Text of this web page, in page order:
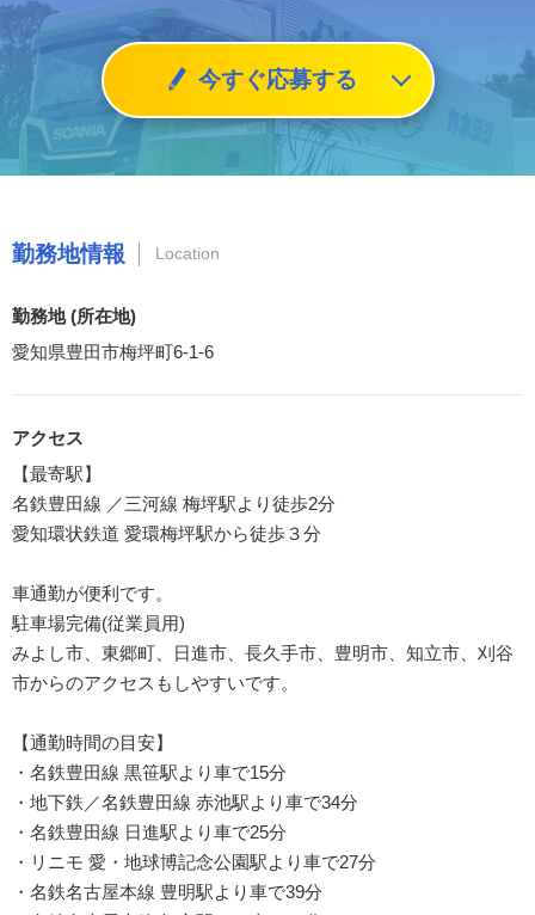
今すぐ応募する
勤務地情報 Location
勤務地 (所在地)
愛知県豊田市梅坪町6-1-6
アクセス
【最寄駅】
名鉄豊田線 ／三河線 梅坪駅より徒歩2分
愛知環状鉄道 愛環梅坪駅から徒歩３分
車通勤が便利です。
駐車場完備(従業員用)
みよし市、東郷町、日進市、長久手市、豊明市、知立市、刈谷
市からのアクセスもしやすいです。
【通勤時間の目安】
・名鉄豊田線 黒笹駅より車で15分
・地下鉄／名鉄豊田線 赤池駅より車で34分
・名鉄豊田線 日進駅より車で25分
・リニモ 愛・地球博記念公園駅より車で27分
・名鉄名古屋本線 豊明駅より車で39分